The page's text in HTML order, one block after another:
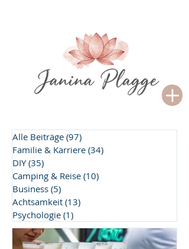
Alle Beiträge (97)
Familie & Karriere (34)
DIY (35)
Camping & Reise (10)
Business (5)
Achtsamkeit (13)
Psychologie (1)